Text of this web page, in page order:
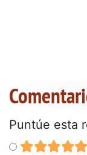
Puntúe esta